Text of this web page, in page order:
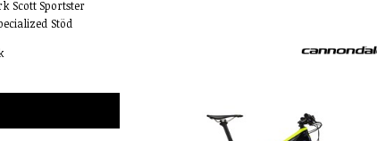
Scott Sportster
Stöd